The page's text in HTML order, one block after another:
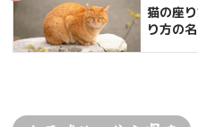
猫の座
り方の